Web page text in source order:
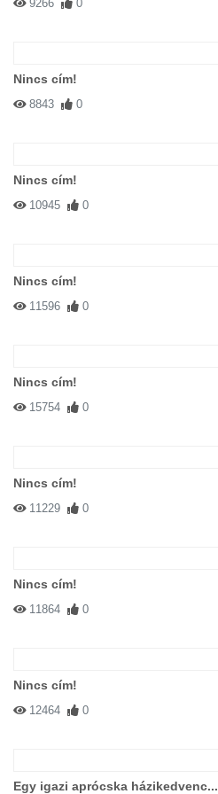
9266 0
Nincs cím!
8843 0
Nincs cím!
10945 0
Nincs cím!
11596 0
Nincs cím!
15754 0
Nincs cím!
11229 0
Nincs cím!
11864 0
Nincs cím!
12464 0
Egy igazi aprócska házikedvenc...